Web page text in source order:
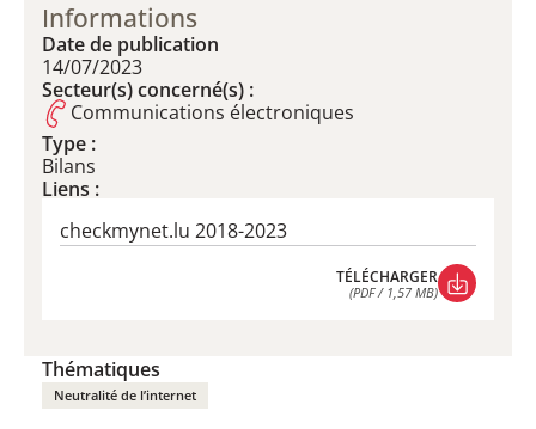
Informations
Date de publication
14/07/2023
Secteur(s) concerné(s) :
Communications électroniques
Type :
Bilans
Liens :
checkmynet.lu 2018-2023
TÉLÉCHARGER
(PDF / 1,57 MB)
Thématiques
Neutralité de l’internet